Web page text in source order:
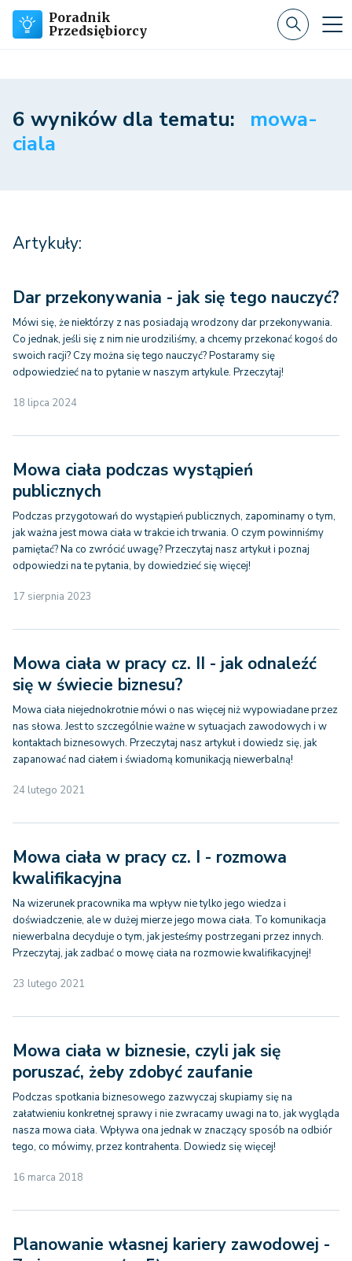
Poradnik
Przedsiębiorcy
6 wyników dla tematu:
mowa-
ciala
Artykuły:
Dar przekonywania - jak się tego nauczyć?
Mówi się, że niektórzy z nas posiadają wrodzony dar przekonywania.
Co jednak, jeśli się z nim nie urodziliśmy, a chcemy przekonać kogoś do
swoich racji? Czy można się tego nauczyć? Postaramy się
odpowiedzieć na to pytanie w naszym artykule. Przeczytaj!
18 lipca 2024
Mowa ciała podczas wystąpień
publicznych
Podczas przygotowań do wystąpień publicznych, zapominamy o tym,
jak ważna jest mowa ciała w trakcie ich trwania. O czym powinniśmy
pamiętać? Na co zwrócić uwagę? Przeczytaj nasz artykuł i poznaj
odpowiedzi na te pytania, by dowiedzieć się więcej!
17 sierpnia 2023
Mowa ciała w pracy cz. II - jak odnaleźć
się w świecie biznesu?
Mowa ciała niejednokrotnie mówi o nas więcej niż wypowiadane przez
nas słowa. Jest to szczególnie ważne w sytuacjach zawodowych i w
kontaktach biznesowych. Przeczytaj nasz artykuł i dowiedz się, jak
zapanować nad ciałem i świadomą komunikacją niewerbalną!
24 lutego 2021
Mowa ciała w pracy cz. I - rozmowa
kwalifikacyjna
Na wizerunek pracownika ma wpływ nie tylko jego wiedza i
doświadczenie, ale w dużej mierze jego mowa ciała. To komunikacja
niewerbalna decyduje o tym, jak jesteśmy postrzegani przez innych.
Przeczytaj, jak zadbać o mowę ciała na rozmowie kwalifikacyjnej!
23 lutego 2021
Mowa ciała w biznesie, czyli jak się
poruszać, żeby zdobyć zaufanie
Podczas spotkania biznesowego zazwyczaj skupiamy się na
załatwieniu konkretnej sprawy i nie zwracamy uwagi na to, jak wygląda
nasza mowa ciała. Wpływa ona jednak w znaczący sposób na odbiór
tego, co mówimy, przez kontrahenta. Dowiedz się więcej!
16 marca 2018
Planowanie własnej kariery zawodowej -